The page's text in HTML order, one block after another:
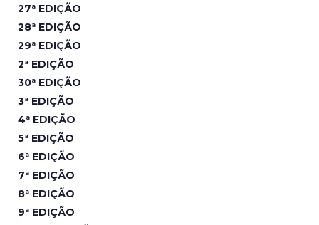
27ª EDIÇÃO
28ª EDIÇÃO
29ª EDIÇÃO
2ª EDIÇÃO
30ª EDIÇÃO
3ª EDIÇÃO
4ª EDIÇÃO
5ª EDIÇÃO
6ª EDIÇÃO
7ª EDIÇÃO
8ª EDIÇÃO
9ª EDIÇÃO